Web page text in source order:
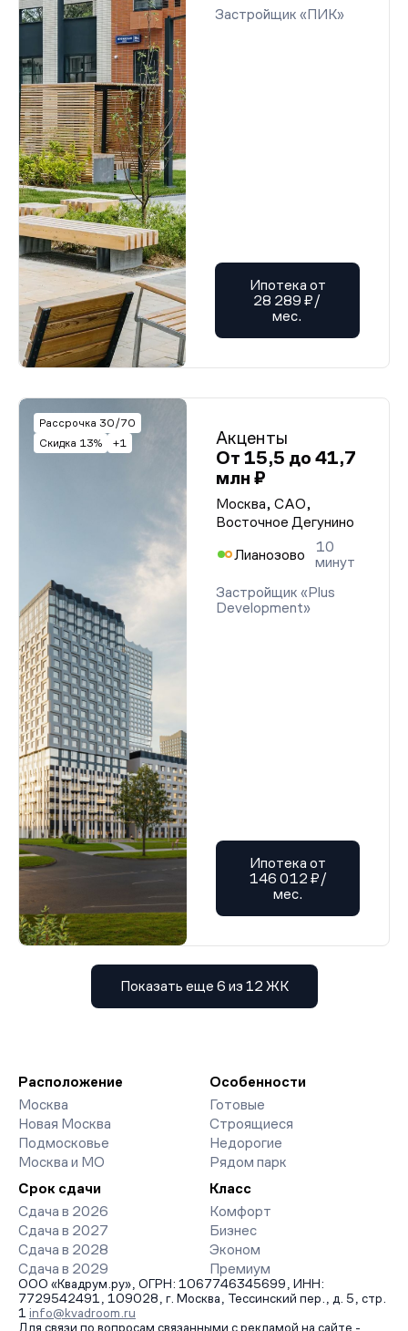
Застройщик «ПИК»
Ипотека от
28 289 ₽/
мес.
Рассрочка 30/70
Скидка 13%
+1
Акценты
От 15,5 до 41,7
млн ₽
Москва, САО,
Восточное Дегунино
Лианозово
10
минут
Застройщик «Plus
Development»
Ипотека от
146 012 ₽/
мес.
Показать еще 6 из 12 ЖК
Расположение
Москва
Новая Москва
Подмосковье
Москва и МО
Особенности
Готовые
Строящиеся
Недорогие
Рядом парк
Срок сдачи
Сдача в 2026
Сдача в 2027
Сдача в 2028
Сдача в 2029
Класс
Комфорт
Бизнес
Эконом
Премиум
ООО «Квадрум.ру», ОГРН: 1067746345699, ИНН:
7729542491, 109028, г. Москва, Тессинский пер., д. 5, стр.
1 info@kvadroom.ru
Для связи по вопросам связанными с рекламой на сайте -